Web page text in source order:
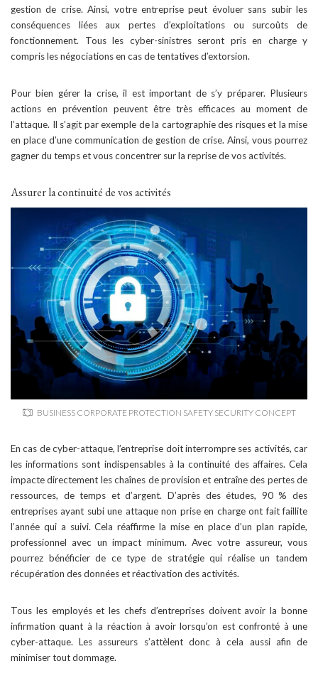
gestion de crise. Ainsi, votre entreprise peut évoluer sans subir les
conséquences liées aux pertes d’exploitations ou surcoûts de
fonctionnement. Tous les cyber-sinistres seront pris en charge y
compris les négociations en cas de tentatives d’extorsion.
Pour bien gérer la crise, il est important de s’y préparer. Plusieurs
actions en prévention peuvent être très efficaces au moment de
l’attaque. Il s’agit par exemple de la cartographie des risques et la mise
en place d’une communication de gestion de crise. Ainsi, vous pourrez
gagner du temps et vous concentrer sur la reprise de vos activités.
Assurer la continuité de vos activités
BUSINESS CORPORATE PROTECTION SAFETY SECURITY CONCEPT
En cas de cyber-attaque, l’entreprise doit interrompre ses activités, car
les informations sont indispensables à la continuité des affaires. Cela
impacte directement les chaînes de provision et entraîne des pertes de
ressources, de temps et d’argent. D’après des études, 90 % des
entreprises ayant subi une attaque non prise en charge ont fait faillite
l’année qui a suivi. Cela réaffirme la mise en place d’un plan rapide,
professionnel avec un impact minimum. Avec votre assureur, vous
pourrez bénéficier de ce type de stratégie qui réalise un tandem
récupération des données et réactivation des activités.
Tous les employés et les chefs d’entreprises doivent avoir la bonne
infirmation quant à la réaction à avoir lorsqu’on est confronté à une
cyber-attaque. Les assureurs s’attèlent donc à cela aussi afin de
minimiser tout dommage.